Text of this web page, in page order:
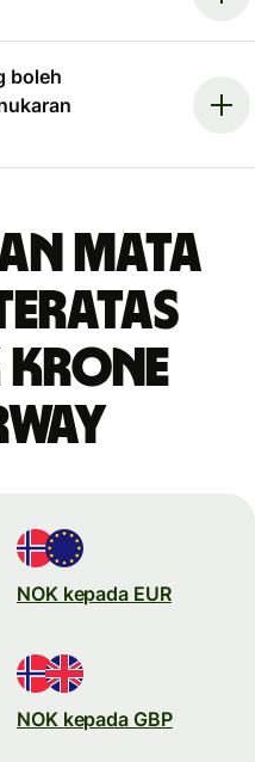
boleh
mata
krone
NOK kepada EUR
NOK kepada GBP